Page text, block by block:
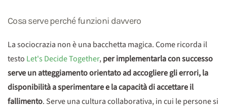
Cosa serve perché funzioni davvero
La sociocrazia non è una bacchetta magica. Come ricorda il
testo Let's Decide Together,per implementarla con successo
serve un atteggiamento orientato ad accogliere gli errori, la
disponibilità a sperimentare e la capacità di accettare il
fallimento. Serve una cultura collaborativa, in cui le persone si